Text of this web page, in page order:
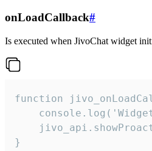
onLoadCallback#
Is executed when JivoChat widget
function
}